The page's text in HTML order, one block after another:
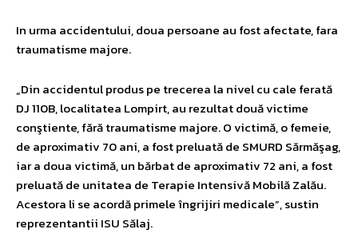
In urma accidentului, doua persoane au fost afectate, fara
traumatisme majore.
„Din accidentul produs pe trecerea la nivel cu cale ferată
DJ 110B, localitatea Lompirt, au rezultat două victime
conştiente, fără traumatisme majore. O victimă, o femeie,
de aproximativ 70 ani, a fost preluată de SMURD Sărmăşag,
iar a doua victimă, un bărbat de aproximativ 72 ani, a fost
preluată de unitatea de Terapie Intensivă Mobilă Zalău.
Acestora li se acordă primele îngrijiri medicale”, sustin
reprezentantii ISU Sălaj.